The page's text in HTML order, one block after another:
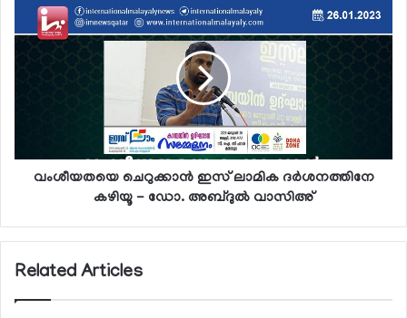
വംശീയതയെ ചെറുക്കാന്‍ ഇസ് ലാമിക ദര്‍ശനത്തിനേ
കഴിയൂ - ഡോ. അബ്ദുല്‍ വാസിഅ്
Related Articles